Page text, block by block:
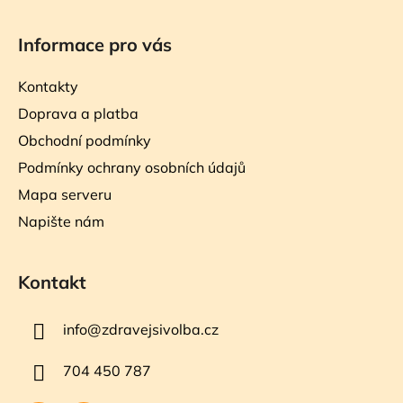
Informace pro vás
Kontakty
Doprava a platba
Obchodní podmínky
Podmínky ochrany osobních údajů
Mapa serveru
Napište nám
Kontakt
info@zdravejsivolba.cz
704 450 787